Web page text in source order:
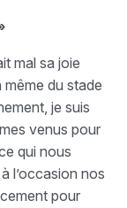
mal sa joie
même du stade
je suis
venus pour
qui nous
l’occasion nos
pour